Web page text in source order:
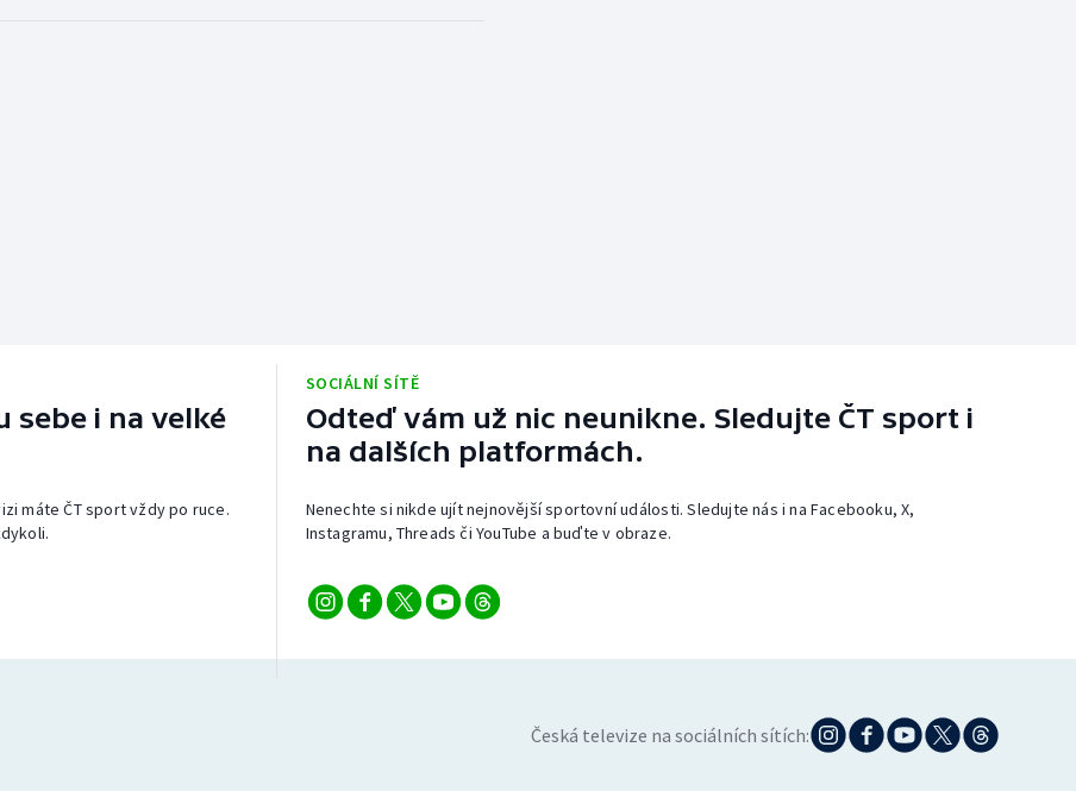
sebe i na velké
máte ČT sport vždy po ruce.
SOCIÁLNÍ SÍTĚ
Odteď vám už nic neunikne. Sledujte ČT sport i
na dalších platformách.
Nenechte si nikde ujít nejnovější sportovní události. Sledujte nás i na Facebooku, X,
Instagramu, Threads či YouTube a buďte v obraze.
Česká televize na sociálních sítích: